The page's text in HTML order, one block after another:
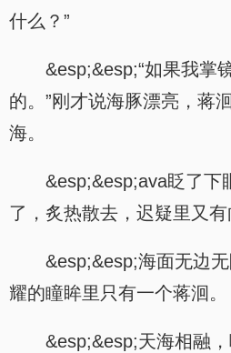
什么？”
&esp;&esp;“如果我掌
的。”刚才说海豚漂亮，蒋
海。
&esp;&esp;ava眨了下
了，炙热散去，迟疑里又有
&esp;&esp;海面无边
耀的瞳眸里只有一个蒋洄。
&esp;&esp;天海相融